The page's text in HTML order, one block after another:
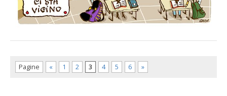
Pagine « 1 2 3 4 5 6 »